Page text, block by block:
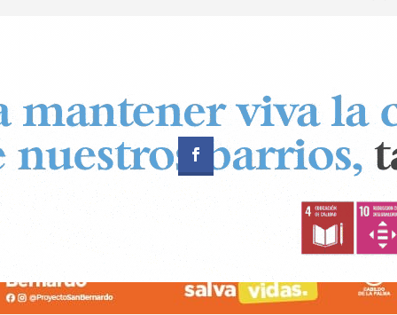
© Copyright 2024 Canal 11 La Palma.